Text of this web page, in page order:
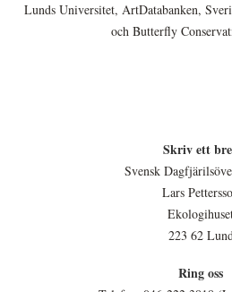
Lunds Universitet, ArtDatabanken,
och Butterfly
Skriv ett
Svensk
Lars
223 62
Ring oss